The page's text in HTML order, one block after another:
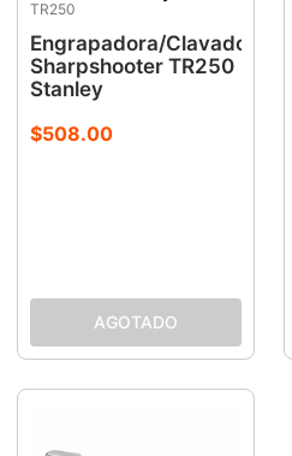
TR250
Engrapadora/Clavadora
Sharpshooter TR250
Stanley
$508.00